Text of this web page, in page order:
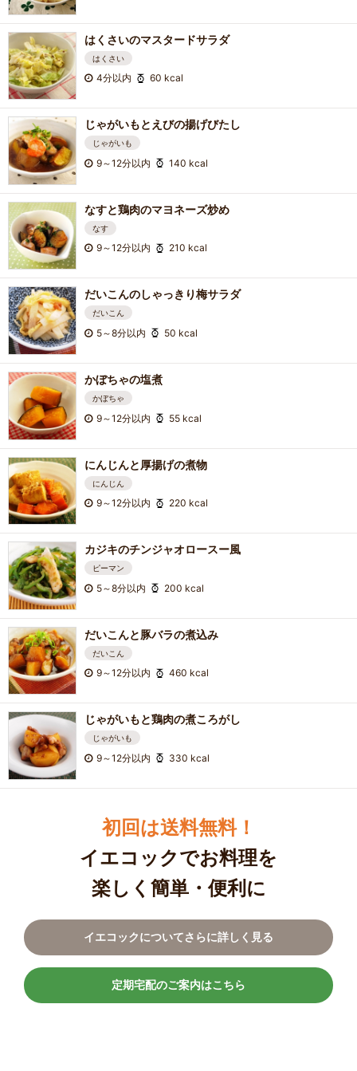
はくさいのマスタードサラダ
はくさい
4分以内 60 kcal
じゃがいもとえびの揚げびたし
じゃがいも
9～12分以内 140 kcal
なすと鶏肉のマヨネーズ炒め
なす
9～12分以内 210 kcal
だいこんのしゃっきり梅サラダ
だいこん
5～8分以内 50 kcal
かぼちゃの塩煮
かぼちゃ
9～12分以内 55 kcal
にんじんと厚揚げの煮物
にんじん
9～12分以内 220 kcal
カジキのチンジャオロースー風
ピーマン
5～8分以内 200 kcal
だいこんと豚バラの煮込み
だいこん
9～12分以内 460 kcal
じゃがいもと鶏肉の煮ころがし
じゃがいも
9～12分以内 330 kcal
初回は送料無料！
イエコックでお料理を
楽しく簡単・便利に
イエコックについてさらに詳しく見る
定期宅配のご案内はこちら